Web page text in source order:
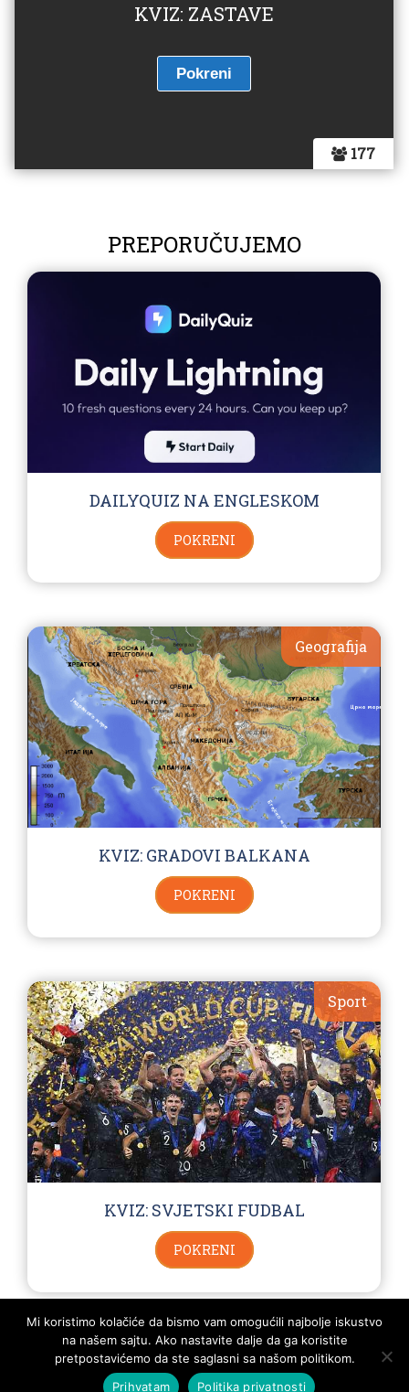
177
KVIZ: ZASTAVE
PREPORUČUJEMO
DAILYQUIZ NA ENGLESKOM
POKRENI
Geografija
KVIZ: GRADOVI BALKANA
POKRENI
Sport
KVIZ: SVJETSKI FUDBAL
POKRENI
POLITIKA PRIVATNOSTI I PRAVILA KORIŠTENJA KONTAKT SVA PRAVA ZADRŽANA - KVIZOMAN
Mi koristimo kolačiće da bismo vam omogućili najbolje iskustvo
na našem sajtu. Ako nastavite dalje da ga koristite
pretpostavićemo da ste saglasni sa našom politikom.
Prihvatam
Politika privatnosti